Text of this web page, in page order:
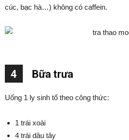
cúc, bạc hà…) không có caffein.
4 Bữa trưa
Uống 1 ly sinh tố theo công thức:
1 trái xoài
4 trái dâu tây